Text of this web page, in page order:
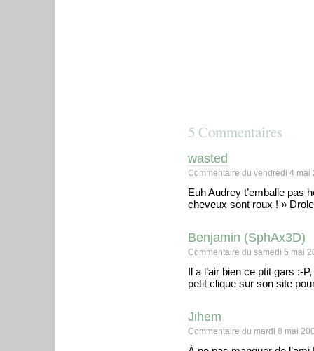
5 Commentaires
wasted
Commentaire du vendredi 4 mai
Euh Audrey t’emballe pas
cheveux sont roux ! »
Benjamin (SphAx3D)
Commentaire du samedi 5 mai
Il a l’air bien ce ptit gars :-
petit clique sur son site
Jihem
Commentaire du mardi 8 mai